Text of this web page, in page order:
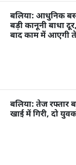
बलिया: आधुनिक बस
बड़ी कानूनी बाधा
बाद काम में आएगी
बलिया: तेज रफ्तार
खाई में गिरी, दो